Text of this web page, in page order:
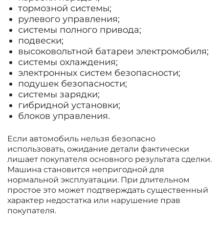
тормозной системы;
рулевого управления;
системы полного привода;
подвески;
высоковольтной батареи электромобиля;
системы охлаждения;
электронных систем безопасности;
подушек безопасности;
системы зарядки;
гибридной установки;
блоков управления.
Если автомобиль нельзя безопасно
использовать, ожидание детали фактически
лишает покупателя основного результата сделки.
Машина становится непригодной для
нормальной эксплуатации. При длительном
простое это может подтверждать существенный
характер недостатка или нарушение прав
покупателя.